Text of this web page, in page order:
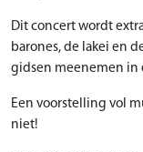
Dit concert wordt
barones, de lakei en
gidsen meenemen in
Een voorstelling vol
niet!